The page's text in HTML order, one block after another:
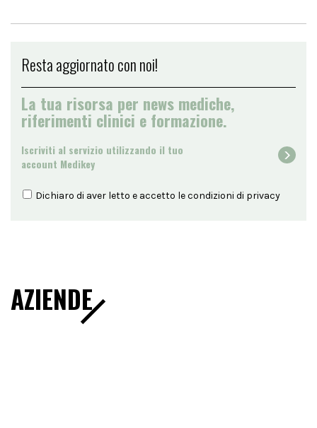
Resta aggiornato con noi!
La tua risorsa per news mediche,
riferimenti clinici e formazione.
Iscriviti al servizio utilizzando il tuo
account Medikey
Dichiaro di aver letto e accetto le condizioni di privacy
AZIENDE